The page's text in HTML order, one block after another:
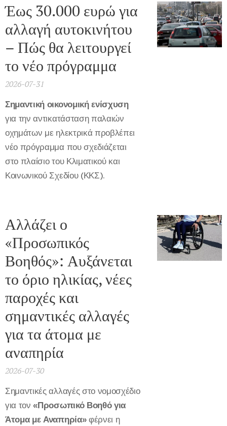
Έως 30.000 ευρώ για
αλλαγή αυτοκινήτου
– Πώς θα λειτουργεί
το νέο πρόγραμμα
2026-07-31
Σημαντική οικονομική ενίσχυση
για την αντικατάσταση παλαιών
οχημάτων με ηλεκτρικά προβλέπει
νέο πρόγραμμα που σχεδιάζεται
στο πλαίσιο του Κλιματικού και
Κοινωνικού Σχεδίου (ΚΚΣ).
Αλλάζει ο
«Προσωπικός
Βοηθός»: Αυξάνεται
το όριο ηλικίας, νέες
παροχές και
σημαντικές αλλαγές
για τα άτομα με
αναπηρία
2026-07-30
Σημαντικές αλλαγές στο νομοσχέδιο
για τον«Προσωπικό Βοηθό για
Άτομα με Αναπηρία»φέρνει η